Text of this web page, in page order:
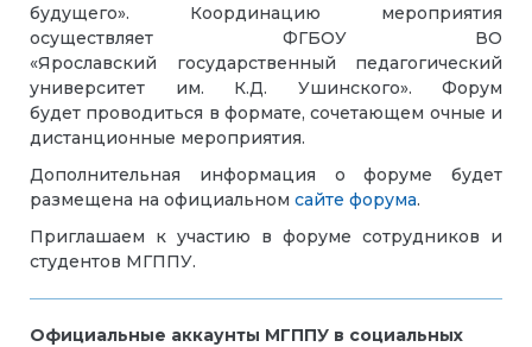
будущего». Координацию мероприятия
осуществляет ФГБОУ ВО
«Ярославский государственный педагогический
университет им. К.Д. Ушинского». Форум
будет проводиться в формате, сочетающем очные и
дистанционные мероприятия.
Дополнительная информация о форуме будет
размещена на официальном сайте форума.
Приглашаем к участию в форуме сотрудников и
студентов МГППУ.
Официальные аккаунты МГППУ в социальных